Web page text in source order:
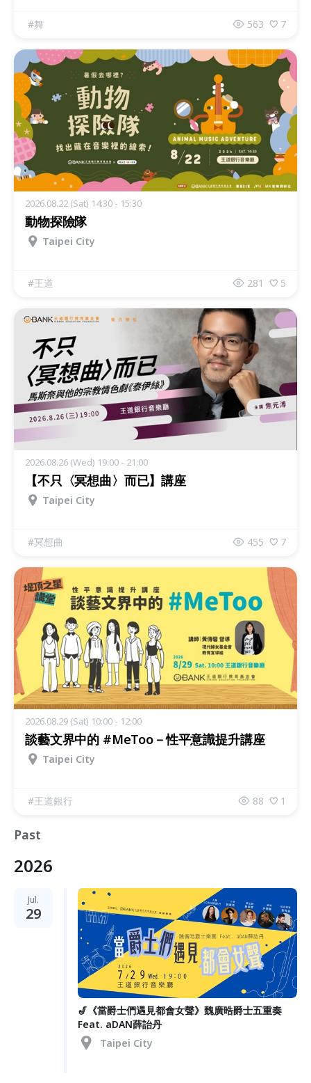
#舞 563 7
2026.08.22 (Sat) 14:30 - 15:30
動物探險隊
Taipei City
#王道 281 5
2026.08.26 (Wed) 19:00 - 21:00
【不只〈冥想曲〉而已】講座
Taipei City
#冥想曲 455 7
2026.08.29 (Sat) 10:00 - 12:00
談藝文界中的 #MeToo－性平意識提升講座
Taipei City
#王道銀行 88 1
Past
2026
Jul.
29
🎷《當爵士們遇見都會女聲》魏廣晧爵士五重奏
Feat. aDAN薛詒丹
Taipei City